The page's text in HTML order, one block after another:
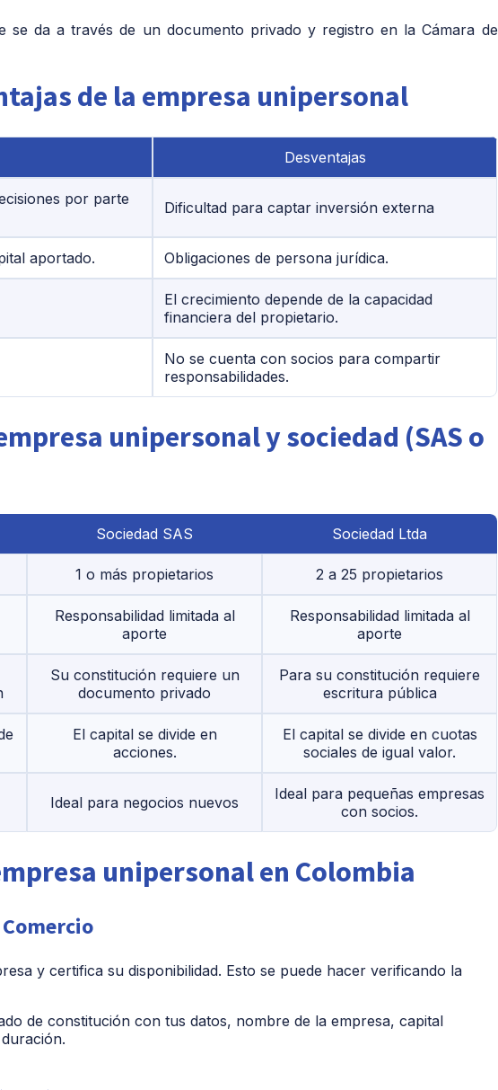
se da a través de un documento privado y registro en la Cámara de
de la empresa unipersonal
Desventajas
por parte
Dificultad para captar inversión externa
aportado. Obligaciones de persona jurídica.
El crecimiento depende de la capacidad
financiera del propietario.
No se cuenta con socios para compartir
responsabilidades.
unipersonal y sociedad (SAS o
Sociedad SAS Sociedad Ltda
1 o más propietarios 2 a 25 propietarios
Responsabilidad limitada al
aporte
Responsabilidad limitada al
aporte
Su constitución requiere un
documento privado
Para su constitución requiere
escritura pública
El capital se divide en
acciones.
El capital se divide en cuotas
sociales de igual valor.
Ideal para negocios nuevos
Ideal para pequeñas empresas
con socios.
unipersonal en Colombia
y certifica su disponibilidad. Esto se puede hacer verificando la
de constitución con tus datos, nombre de la empresa, capital